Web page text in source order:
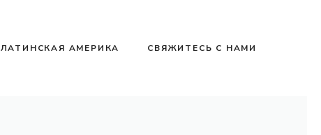
ЛАТИНСКАЯ АМЕРИКА СВЯЖИТЕСЬ С НАМИ